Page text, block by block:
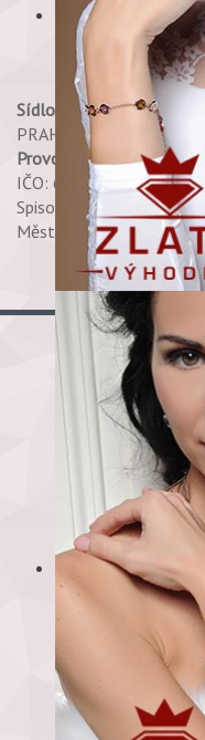
Copyright © 2017
Sídlo:
Petržílkova 2706/
PRAHA 58
Provozovna:Shala, s.r.o.
IČO: 60469765 DIČ:
Spisová značka 25748 C,
Městský soud v Praze